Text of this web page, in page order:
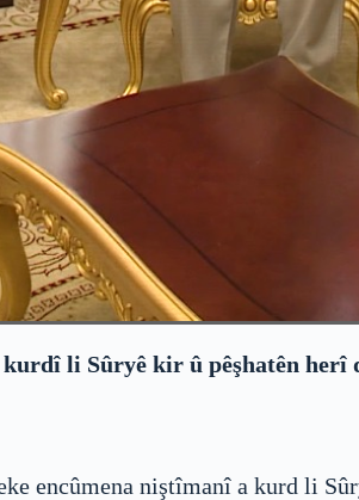
li Sûryê kir û pêşhatên
encûmena niştîmanî a kurd li